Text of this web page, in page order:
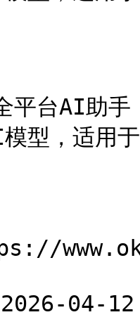
平台AI助
型，适用
04-